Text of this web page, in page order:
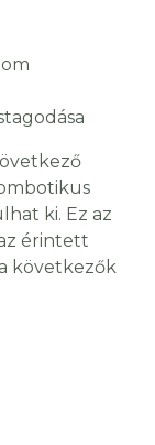
ki. Ez az
érintett
következők